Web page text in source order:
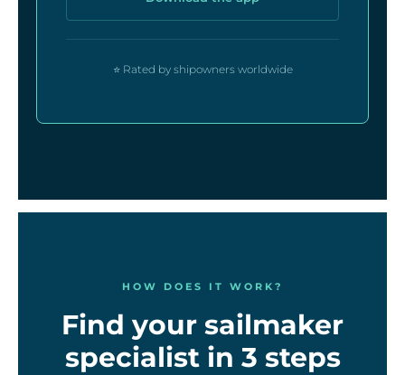
⭐ Rated by shipowners worldwide
HOW DOES IT WORK?
Find your sailmaker
specialist in 3 steps